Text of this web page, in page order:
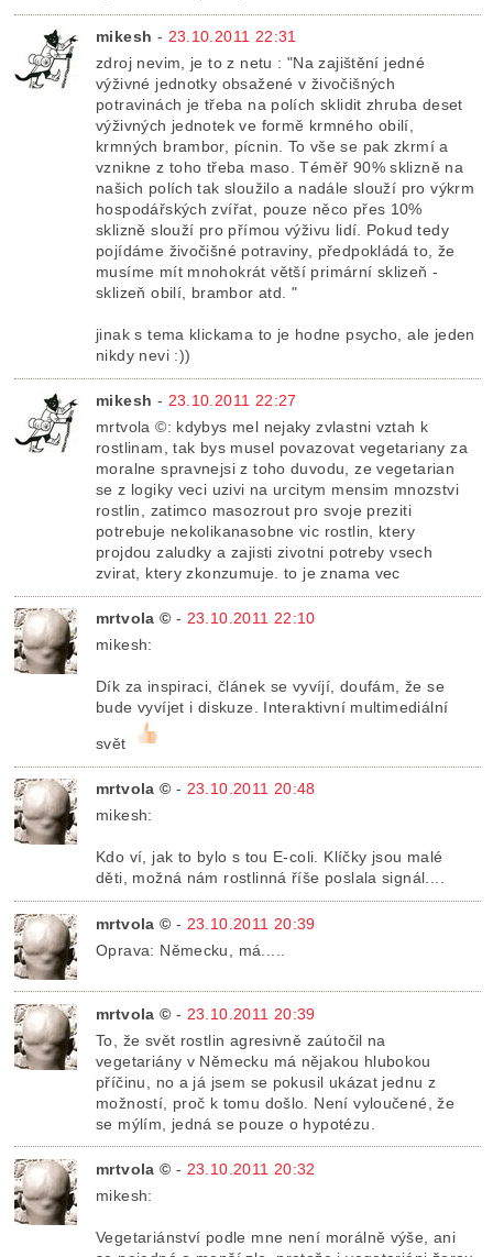
mikesh - 23.10.2011 22:31
zdroj nevim, je to z netu : "Na zajištění jedné
výživné jednotky obsažené v živočišných
potravinách je třeba na polích sklidit zhruba deset
výživných jednotek ve formě krmného obilí,
krmných brambor, pícnin. To vše se pak zkrmí a
vznikne z toho třeba maso. Téměř 90% sklizně na
našich polích tak sloužilo a nadále slouží pro výkrm
hospodářských zvířat, pouze něco přes 10%
sklizně slouží pro přímou výživu lidí. Pokud tedy
pojídáme živočišné potraviny, předpokládá to, že
musíme mít mnohokrát větší primární sklizeň -
sklizeň obilí, brambor atd. "
jinak s tema klickama to je hodne psycho, ale jeden
nikdy nevi :))
mikesh - 23.10.2011 22:27
mrtvola ©: kdybys mel nejaky zvlastni vztah k
rostlinam, tak bys musel povazovat vegetariany za
moralne spravnejsi z toho duvodu, ze vegetarian
se z logiky veci uzivi na urcitym mensim mnozstvi
rostlin, zatimco masozrout pro svoje preziti
potrebuje nekolikanasobne vic rostlin, ktery
projdou zaludky a zajisti zivotni potreby vsech
zvirat, ktery zkonzumuje. to je znama vec
mrtvola © - 23.10.2011 22:10
mikesh:
Dík za inspiraci, článek se vyvíjí, doufám, že se
bude vyvíjet i diskuze. Interaktivní multimediální
svět
mrtvola © - 23.10.2011 20:48
mikesh:
Kdo ví, jak to bylo s tou E-coli. Klíčky jsou malé
děti, možná nám rostlinná říše poslala signál....
mrtvola © - 23.10.2011 20:39
Oprava: Německu, má.....
mrtvola © - 23.10.2011 20:39
To, že svět rostlin agresivně zaútočil na
vegetariány v Německu má nějakou hlubokou
příčinu, no a já jsem se pokusil ukázat jednu z
možností, proč k tomu došlo. Není vyloučené, že
se mýlím, jedná se pouze o hypotézu.
mrtvola © - 23.10.2011 20:32
mikesh:
Vegetariánství podle mne není morálně výše, ani